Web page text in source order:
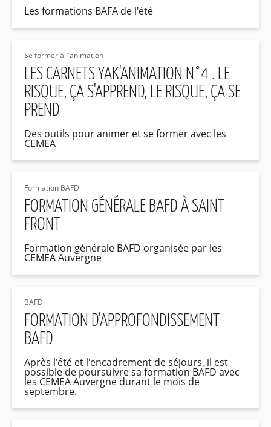
Les formations BAFA de l'été
Se former à l'animation
LES CARNETS YAK'ANIMATION N°4 . LE
RISQUE, ÇA S'APPREND, LE RISQUE, ÇA SE
PREND
Des outils pour animer et se former avec les
CEMEA
Formation BAFD
FORMATION GÉNÉRALE BAFD À SAINT
FRONT
Formation générale BAFD organisée par les
CEMEA Auvergne
BAFD
FORMATION D'APPROFONDISSEMENT
BAFD
Après l'été et l'encadrement de séjours, il est
possible de poursuivre sa formation BAFD avec
les CEMEA Auvergne durant le mois de
septembre.